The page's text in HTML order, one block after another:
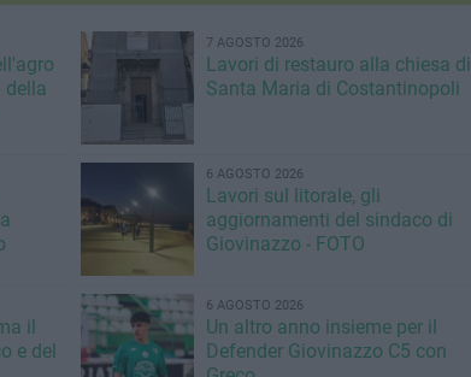
della
7 AGOSTO 2026
Lavori di restauro alla chiesa di
Santa Maria di Costantinopoli
6 AGOSTO 2026
Lavori sul litorale, gli
aggiornamenti del sindaco di
Giovinazzo - FOTO
il
e del
6 AGOSTO 2026
Un altro anno insieme per il
Defender Giovinazzo C5 con